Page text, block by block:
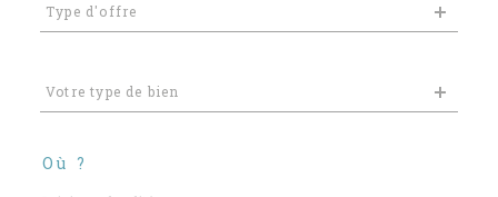
d'offre
Type d'offre
d'offre
Votre type de bien
Où ?